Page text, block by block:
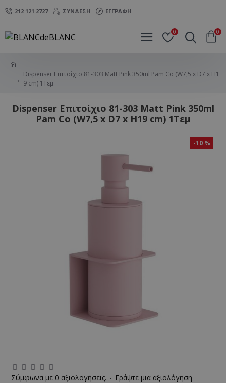
212 121 2727 ΣΎΝΔΕΣΗ ΕΓΓΡΑΦΉ
0 0
Dispenser Επιτοίχιο 81-303 Matt Pink 350ml Pam Co (W7,5 x D7 x H1
9 cm) 1Τεμ
Dispenser Επιτοίχιο 81-303 Matt Pink 350ml
Pam Co (W7,5 x D7 x H19 cm) 1Τεμ
-10 %
Σύμφωνα με 0 αξιολογήσεις. - Γράψτε μια αξιολόγηση